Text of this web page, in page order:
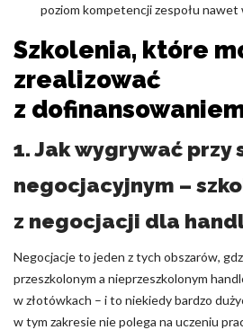
poziom kompetencji zespołu nawet
Szkolenia, które
zrealizować
z
1. Jak wygrywać przy
negocjacyjnym –
z negocjacji dla
Negocjacje to jeden z tych obszarów,
przeszkolonym a nieprzeszkolonym
w złotówkach – i to niekiedy bardzo
w tym zakresie nie polega na uczeniu